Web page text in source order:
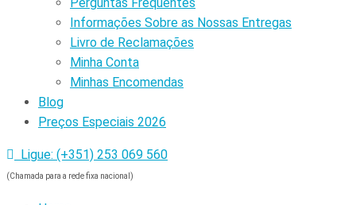
Informações Sobre as Nossas Entregas
Livro de Reclamações
Minha Conta
Minhas Encomendas
Blog
Preços Especiais 2026
Ligue: (+351) 253 069 560
(Chamada para a rede fixa nacional)